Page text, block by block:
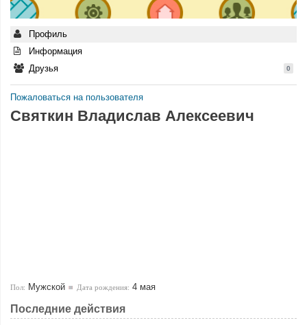
Профиль
Информация
Друзья
0
Пожаловаться на пользователя
Святкин Владислав Алексеевич
Пол: Мужской Дата рождения: 4 мая
Последние действия